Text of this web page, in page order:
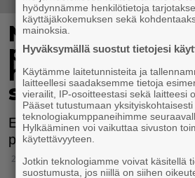
Nuori nainen
pinkiksi –
hämmentävän
sosiaalisessa
Englantilainen Abi Shenton
pesuainetta tuhoisin
25.1.2016 23:15
hyödynnämme henkilötietoja
käyttäjäkokemuksen sekä
mainoksia.
Hyväksymällä suostut tietojesi
Käytämme laitetunnisteita ja
laitteellesi saadaksemme tietoja
vierailit, IP-osoitteestasi sekä laitteesi
Pääset tutustumaan
teknologiakumppaneihimme
Hylkääminen voi vaikuttaa sivuston
käytettävyyteen.
Jotkin teknologiamme voivat käsitellä
suostumusta, jos niillä on siihen